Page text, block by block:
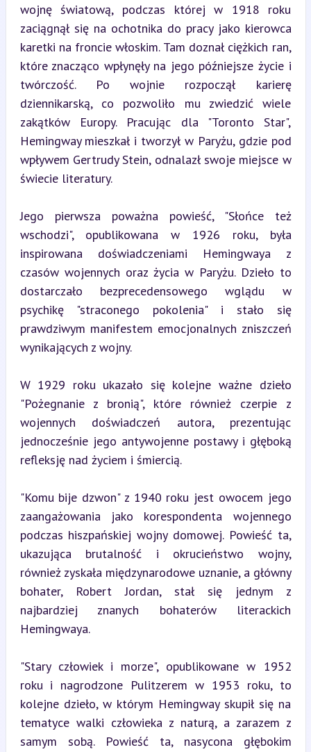
wojnę światową, podczas której w 1918 roku
zaciągnął się na ochotnika do pracy jako kierowca
karetki na froncie włoskim. Tam doznał ciężkich ran,
które znacząco wpłynęły na jego późniejsze życie i
twórczość. Po wojnie rozpoczął karierę
dziennikarską, co pozwoliło mu zwiedzić wiele
zakątków Europy. Pracując dla "Toronto Star",
Hemingway mieszkał i tworzył w Paryżu, gdzie pod
wpływem Gertrudy Stein, odnalazł swoje miejsce w
świecie literatury.
Jego pierwsza poważna powieść, "Słońce też
wschodzi", opublikowana w 1926 roku, była
inspirowana doświadczeniami Hemingwaya z
czasów wojennych oraz życia w Paryżu. Dzieło to
dostarczało bezprecedensowego wglądu w
psychikę "straconego pokolenia" i stało się
prawdziwym manifestem emocjonalnych zniszczeń
wynikających z wojny.
W 1929 roku ukazało się kolejne ważne dzieło
"Pożegnanie z bronią", które również czerpie z
wojennych doświadczeń autora, prezentując
jednocześnie jego antywojenne postawy i głęboką
refleksję nad życiem i śmiercią.
"Komu bije dzwon" z 1940 roku jest owocem jego
zaangażowania jako korespondenta wojennego
podczas hiszpańskiej wojny domowej. Powieść ta,
ukazująca brutalność i okrucieństwo wojny,
również zyskała międzynarodowe uznanie, a główny
bohater, Robert Jordan, stał się jednym z
najbardziej znanych bohaterów literackich
Hemingwaya.
"Stary człowiek i morze", opublikowane w 1952
roku i nagrodzone Pulitzerem w 1953 roku, to
kolejne dzieło, w którym Hemingway skupił się na
tematyce walki człowieka z naturą, a zarazem z
samym sobą. Powieść ta, nasycona głębokim